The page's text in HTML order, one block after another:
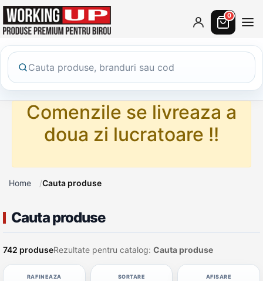
0
Comenzile se livreaza a
doua zi lucratoare !!
Home Cauta produse
Cauta produse
742 produseRezultate pentru catalog: Cauta produse
RAFINEAZA SORTARE AFISARE